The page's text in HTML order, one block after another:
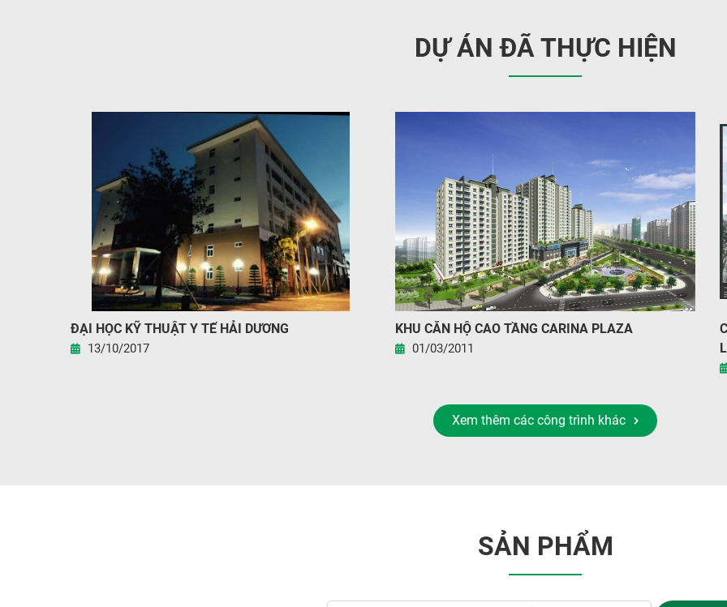
DỰ ÁN ĐÃ THỰC HIỆN
ĐẠI HỌC KỸ THUẬT Y TẾ HẢI DƯƠNG
13/10/2017
KHU CĂN HỘ CAO TẦNG CARINA PLAZA
01/03/2011
Xem thêm các công trình khác
SẢN PHẨM